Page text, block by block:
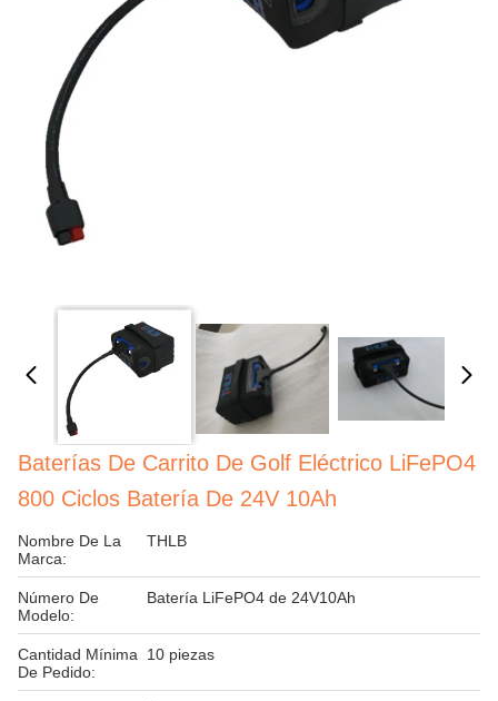
Baterías De Carrito De Golf Eléctrico LiFePO4
800 Ciclos Batería De 24V 10Ah
Nombre De La
Marca:
THLB
Número De
Modelo:
Batería LiFePO4 de 24V10Ah
Cantidad Mínima
De Pedido:
10 piezas